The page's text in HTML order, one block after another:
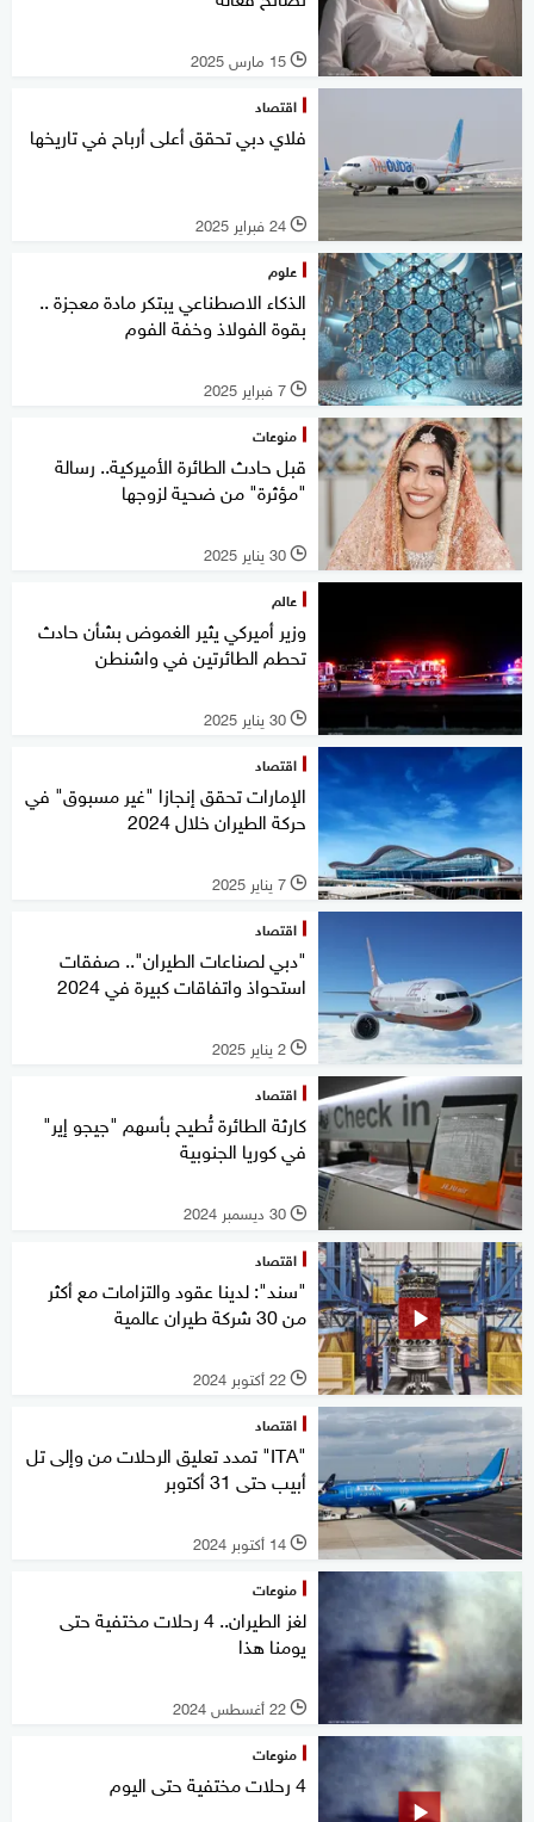
l 15 مارس 2025
اقتصاد
فلاي دبي تحقق أعلى أرباح في تاريخها
l 24 فبراير 2025
علوم
الذكاء الاصطناعي يبتكر مادة معجزة ..
بقوة الفولاذ وخفة الفوم
l 7 فبراير 2025
منوعات
قبل حادث الطائرة الأميركية.. رسالة
"مؤثرة" من ضحية لزوجها
l 30 يناير 2025
عالم
وزير أميركي يثير الغموض بشأن حادث
تحطم الطائرتين في واشنطن
l 30 يناير 2025
اقتصاد
الإمارات تحقق إنجازا "غير مسبوق" في
حركة الطيران خلال 2024
l 7 يناير 2025
اقتصاد
"دبي لصناعات الطيران".. صفقات
استحواذ واتفاقات كبيرة في 2024
l 2 يناير 2025
اقتصاد
كارثة الطائرة تُطيح بأسهم "جيجو إير"
في كوريا الجنوبية
l 30 ديسمبر 2024
اقتصاد
"سند": لدينا عقود والتزامات مع أكثر
من 30 شركة طيران عالمية
l 22 أكتوبر 2024
اقتصاد
"ITA" تمدد تعليق الرحلات من وإلى تل
أبيب حتى 31 أكتوبر
l 14 أكتوبر 2024
منوعات
لغز الطيران.. 4 رحلات مختفية حتى
يومنا هذا
l 22 أغسطس 2024
منوعات
4 رحلات مختفية حتى اليوم